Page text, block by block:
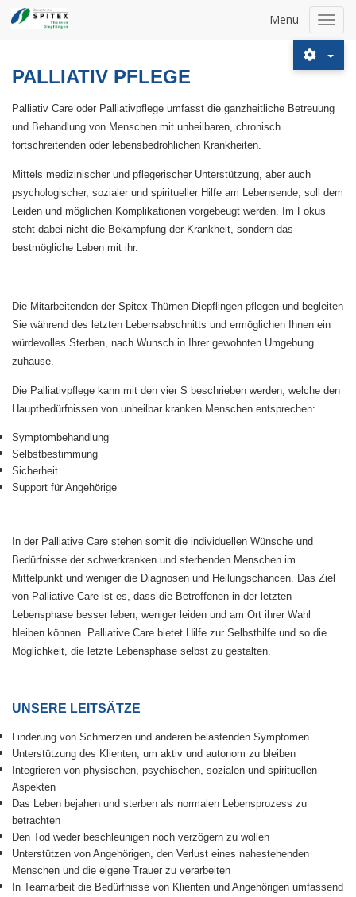
Menu
PALLIATIV PFLEGE
Palliativ Care oder Palliativpflege umfasst die ganzheitliche Betreuung
und Behandlung von Menschen mit unheilbaren, chronisch
fortschreitenden oder lebensbedrohlichen Krankheiten.
Mittels medizinischer und pflegerischer Unterstützung, aber auch
psychologischer, sozialer und spiritueller Hilfe am Lebensende, soll dem
Leiden und möglichen Komplikationen vorgebeugt werden. Im Fokus
steht dabei nicht die Bekämpfung der Krankheit, sondern das
bestmögliche Leben mit ihr.
Die Mitarbeitenden der Spitex Thürnen-Diepflingen pflegen und begleiten
Sie während des letzten Lebensabschnitts und ermöglichen Ihnen ein
würdevolles Sterben, nach Wunsch in Ihrer gewohnten Umgebung
zuhause.
Die Palliativpflege kann mit den vier S beschrieben werden, welche den
Hauptbedürfnissen von unheilbar kranken Menschen entsprechen:
Symptombehandlung
Selbstbestimmung
Sicherheit
Support für Angehörige
In der Palliative Care stehen somit die individuellen Wünsche und
Bedürfnisse der schwerkranken und sterbenden Menschen im
Mittelpunkt und weniger die Diagnosen und Heilungschancen. Das Ziel
von Palliative Care ist es, dass die Betroffenen in der letzten
Lebensphase besser leben, weniger leiden und am Ort ihrer Wahl
bleiben können. Palliative Care bietet Hilfe zur Selbsthilfe und so die
Möglichkeit, die letzte Lebensphase selbst zu gestalten.
UNSERE LEITSÄTZE
Linderung von Schmerzen und anderen belastenden Symptomen
Unterstützung des Klienten, um aktiv und autonom zu bleiben
Integrieren von physischen, psychischen, sozialen und spirituellen
Aspekten
Das Leben bejahen und sterben als normalen Lebensprozess zu
betrachten
Den Tod weder beschleunigen noch verzögern zu wollen
Unterstützen von Angehörigen, den Verlust eines nahestehenden
Menschen und die eigene Trauer zu verarbeiten
In Teamarbeit die Bedürfnisse von Klienten und Angehörigen umfassend